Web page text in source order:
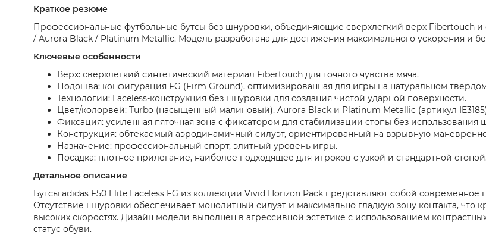
Краткое резюме
Профессиональные футбольные бутсы без шнуровки, объединяющие сверхлегкий верх Fibertouch
/ Aurora Black / Platinum Metallic. Модель разработана для достижения максимального ускорения и
Ключевые особенности
Верх: сверхлегкий синтетический материал Fibertouch для точного чувства мяча.
Подошва: конфигурация FG (Firm Ground), оптимизированная для игры на натуральном
Технологии: Laceless-конструкция без шнуровки для создания чистой ударной поверхности.
Цвет/колорвей: Turbo (насыщенный малиновый), Aurora Black и Platinum Metallic (артикул
Фиксация: усиленная пяточная зона с фиксатором для стабилизации стопы без использования
Конструкция: обтекаемый аэродинамичный силуэт, ориентированный на взрывную
Назначение: профессиональный спорт, элитный уровень игры.
Посадка: плотное прилегание, наиболее подходящее для игроков с узкой и стандартной стопой.
Детальное описание
Бутсы adidas F50 Elite Laceless FG из коллекции Vivid Horizon Pack представляют собой
Отсутствие шнуровки обеспечивает монолитный силуэт и максимально гладкую зону контакта, что
высоких скоростях. Дизайн модели выполнен в агрессивной эстетике с использованием
статус обуви.